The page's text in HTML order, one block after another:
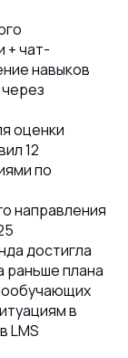
+ чат-
навыков
оценки
12
по
направления
достигла
раньше плана
в
LMS